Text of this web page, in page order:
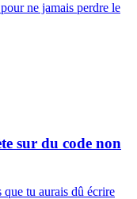
ne jamais perdre le
sur du code non
que tu aurais dû écrire